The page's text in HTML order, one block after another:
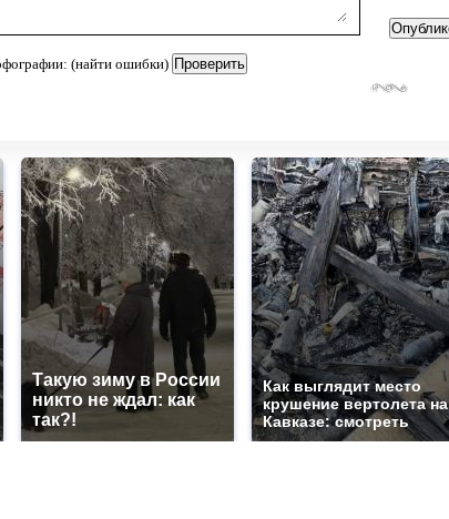
(найти ошибки)
Такую зиму в России
никто не ждал: как
так?!
Как выглядит место
крушение вертолета на
Кавказе: смотреть